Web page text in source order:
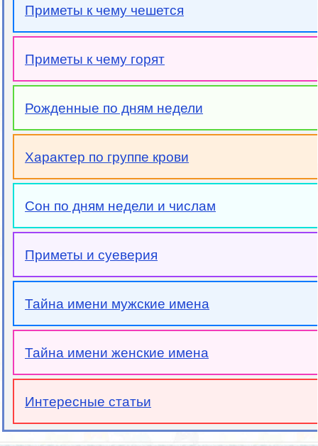
Приметы к чему чешется
Приметы к чему горят
Рожденные по дням недели
Характер по группе крови
Сон по дням недели и числам
Приметы и суеверия
Тайна имени мужские имена
Тайна имени женские имена
Интересные статьи